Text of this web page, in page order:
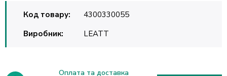
Код товару:
4300330055
Виробник:
LEATT
Оплата та доставка